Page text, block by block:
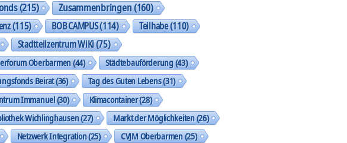
(215) Zusammenbringen(160)
(115) BOB CAMPUS(114) Teilhabe(110)
Stadtteilzentrum WiKi(75)
Oberbarmen(44) Städtebauförderung(43)
Beirat(36) Tag des Guten Lebens(31)
Immanuel(30) Klimacontainer(28)
Wichlinghausen(27) Markt der Möglichkeiten(26)
Netzwerk Integration(25) CVJM Oberbarmen(25)